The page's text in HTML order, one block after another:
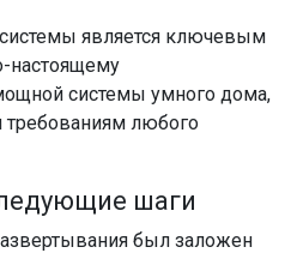
является ключевым
настоящему
системы умного дома,
любого
шаги
был заложен